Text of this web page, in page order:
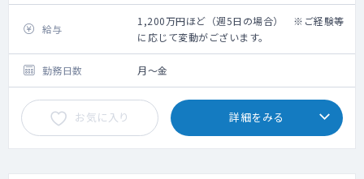
など
リサーチチームHP：
https://txpmedical.jp/service/research
■チームメンバー
メンバーの一部をご紹介します。
・臨床医を15年以上経験した後、製薬企業の
メディカル部門でRWD活用を進めた
BizDev/PM
給与
1,200万円ほど（週5日の場合） ※ご経験等
に応じて変動がございます。
勤務日数 月～金
お気に入り 詳細をみる